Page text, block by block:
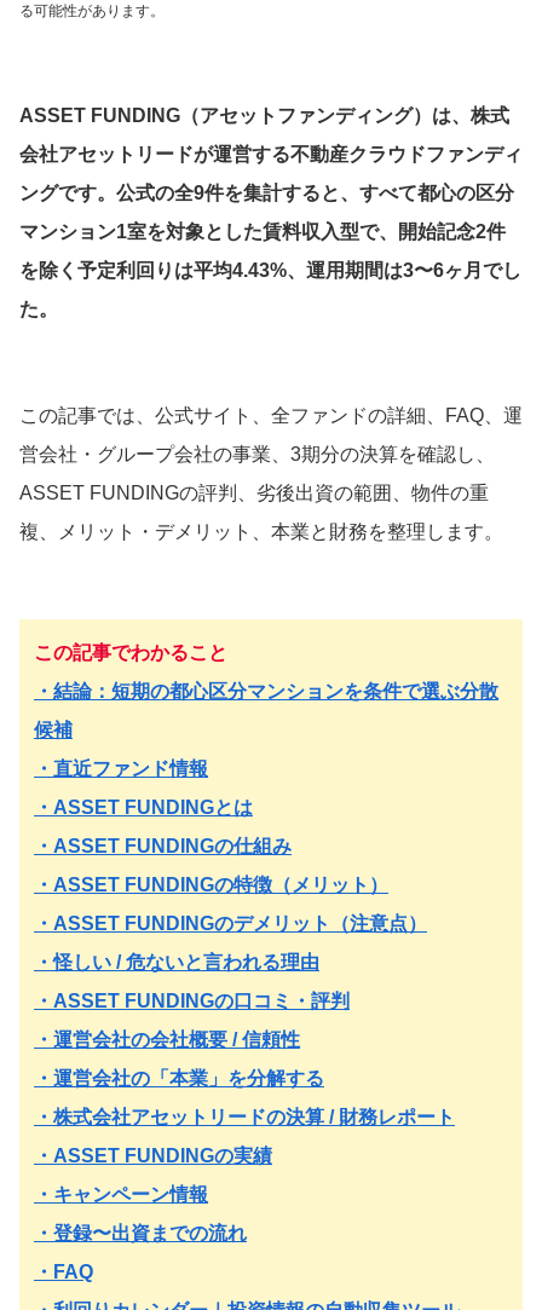
る可能性があります。
ASSET FUNDING（アセットファンディング）は、株式
会社アセットリードが運営する不動産クラウドファンディ
ングです。公式の全9件を集計すると、すべて都心の区分
マンション1室を対象とした賃料収入型で、開始記念2件
を除く予定利回りは平均4.43%、運用期間は3〜6ヶ月でし
た。
この記事では、公式サイト、全ファンドの詳細、FAQ、運
営会社・グループ会社の事業、3期分の決算を確認し、
ASSET FUNDINGの評判、劣後出資の範囲、物件の重
複、メリット・デメリット、本業と財務を整理します。
この記事でわかること
・結論：短期の都心区分マンションを条件で選ぶ分散
候補
・直近ファンド情報
・ASSET FUNDINGとは
・ASSET FUNDINGの仕組み
・ASSET FUNDINGの特徴（メリット）
・ASSET FUNDINGのデメリット（注意点）
・怪しい / 危ないと言われる理由
・ASSET FUNDINGの口コミ・評判
・運営会社の会社概要 / 信頼性
・運営会社の「本業」を分解する
・株式会社アセットリードの決算 / 財務レポート
・ASSET FUNDINGの実績
・キャンペーン情報
・登録〜出資までの流れ
・FAQ